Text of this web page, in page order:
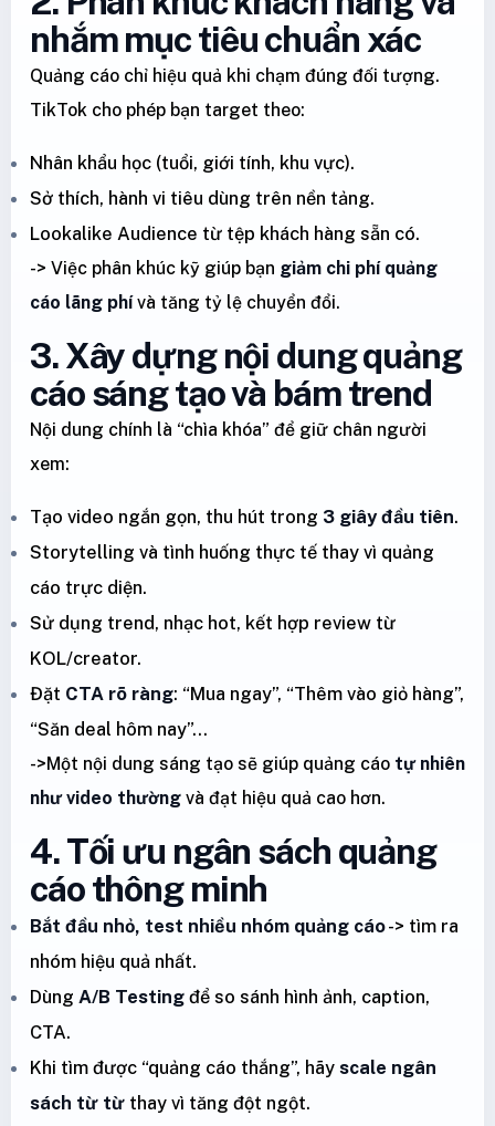
nhắm mục tiêu chuẩn xác
Quảng cáo chỉ hiệu quả khi chạm đúng đối tượng.
TikTok cho phép bạn target theo:
Nhân khẩu học (tuổi, giới tính, khu vực).
Sở thích, hành vi tiêu dùng trên nền tảng.
Lookalike Audience từ tệp khách hàng sẵn có.
-> Việc phân khúc kỹ giúp bạn giảm chi phí quảng
cáo lãng phívà tăng tỷ lệ chuyển đổi.
3. Xây dựng nội dung quảng
cáo sáng tạo và bám trend
Nội dung chính là “chìa khóa” để giữ chân người
xem:
Tạo video ngắn gọn, thu hút trong 3 giây đầu tiên.
Storytelling và tình huống thực tế thay vì quảng
cáo trực diện.
Sử dụng trend, nhạc hot, kết hợp review từ
KOL/creator.
Đặt CTA rõ ràng: “Mua ngay”, “Thêm vào giỏ hàng”,
“Săn deal hôm nay”…
->Một nội dung sáng tạo sẽ giúp quảng cáo tự nhiên
như video thường và đạt hiệu quả cao hơn.
4. Tối ưu ngân sách quảng
cáo thông minh
Bắt đầu nhỏ, test nhiều nhóm quảng cáo-> tìm ra
nhóm hiệu quả nhất.
Dùng A/B Testing để so sánh hình ảnh, caption,
CTA.
Khi tìm được “quảng cáo thắng”, hãy scale ngân
sách từ từ thay vì tăng đột ngột.